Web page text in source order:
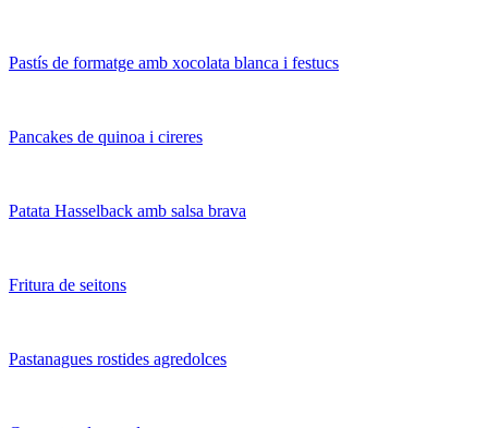
Pastís de formatge amb xocolata blanca i festucs
Pancakes de quinoa i cireres
Patata Hasselback amb salsa brava
Fritura de seitons
Pastanagues rostides agredolces